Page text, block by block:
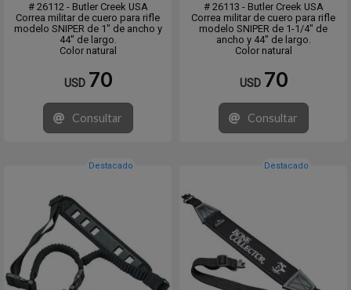
# 26112 - Butler Creek USA
Correa militar de cuero para rifle
modelo SNIPER de 1" de ancho y
44" de largo.
Color natural
USD 70
Consultar
# 26113 - Butler Creek USA
Correa militar de cuero para rifle
modelo SNIPER de 1-1/4″ de
ancho y 44" de largo.
Color natural
USD 70
Consultar
Destacado Destacado